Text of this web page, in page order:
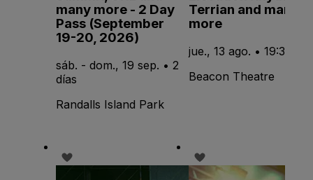
many more - 2 Day
Pass (September
19-20, 2026)
sáb. - dom., 19 sep. • 2
días
Randalls Island Park
Terrian and many
more
jue., 13 ago. • 19:30
Beacon Theatre